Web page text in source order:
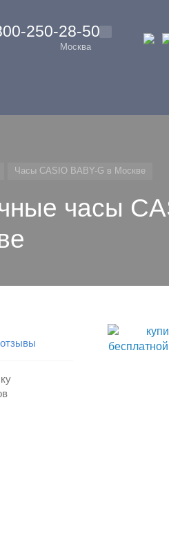
250-28-50
Москва
Часы CASIO BABY-G в Москве
часы